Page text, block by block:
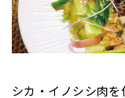
シカ・イノシシ肉を